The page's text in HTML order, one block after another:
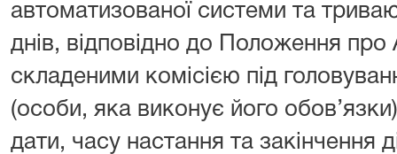
автоматизованої системи та
днів, відповідно до Положення
складеними комісією під
(особи, яка виконує його
дати, часу настання та закінчення